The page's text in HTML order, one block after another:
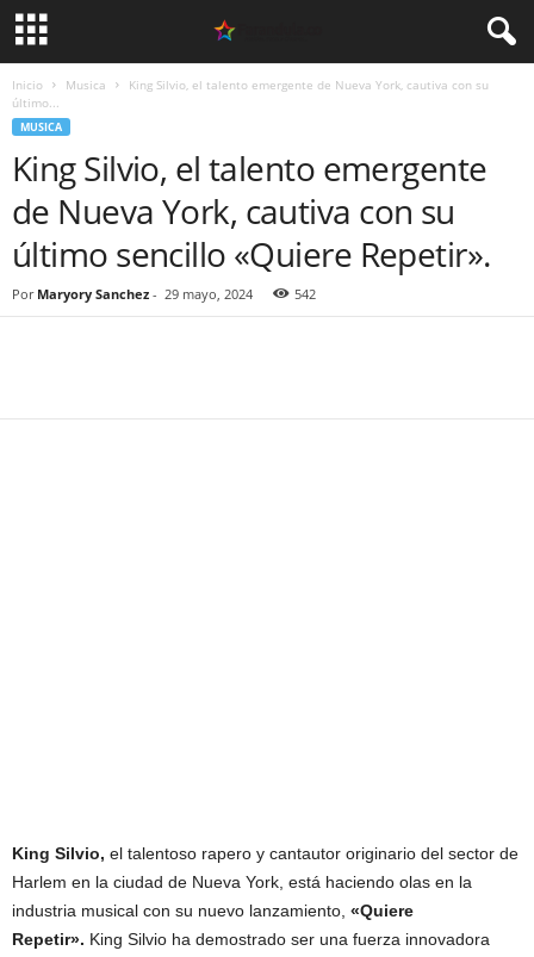
Inicio Musica
King Silvio, el talento emergente de Nueva York, cautiva con su
último...
MUSICA
King Silvio, el talento emergente
de Nueva York, cautiva con su
último sencillo «Quiere Repetir».
Por Maryory Sanchez - 29 mayo, 2024 542
King Silvio, el talentoso rapero y cantautor originario del sector de
Harlem en la ciudad de Nueva York, está haciendo olas en la
industria musical con su nuevo lanzamiento, «Quiere
Repetir». King Silvio ha demostrado ser una fuerza innovadora